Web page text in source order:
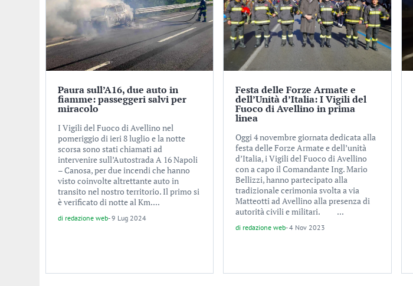
Paura sull’A16, due auto in
fiamme: passeggeri salvi per
miracolo
I Vigili del Fuoco di Avellino nel
pomeriggio di ieri 8 luglio e la notte
scorsa sono stati chiamati ad
intervenire sull’Autostrada A 16 Napoli
– Canosa, per due incendi che hanno
visto coinvolte altrettante auto in
transito nel nostro territorio. Il primo si
è verificato di notte al Km....
di redazione web-9 Lug 2024
Festa delle Forze Armate e
dell’Unità d’Italia: I Vigili del
Fuoco di Avellino in prima
linea
Oggi 4 novembre giornata dedicata alla
festa delle Forze Armate e dell’unità
d’Italia, i Vigili del Fuoco di Avellino
con a capo il Comandante Ing. Mario
Bellizzi, hanno partecipato alla
tradizionale cerimonia svolta a via
Matteotti ad Avellino alla presenza di
autorità civili e militari. ...
di redazione web-4 Nov 2023